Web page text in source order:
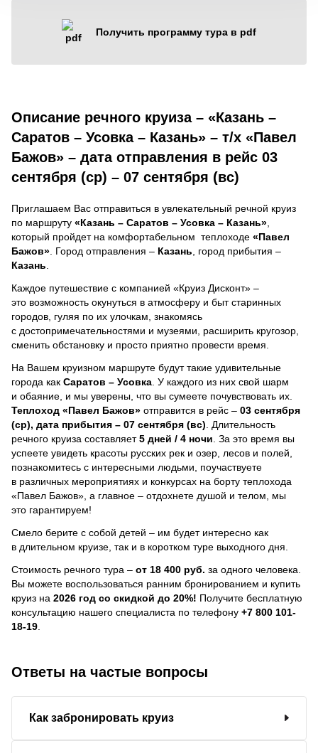
Получить программу тура в pdf
Описание речного круиза – «Казань –
Саратов – Усовка – Казань» – т/х «Павел
Бажов» – дата отправления в рейс 03
сентября (ср) – 07 сентября (вс)
Приглашаем Вас отправиться в увлекательный речной круиз
по маршруту «Казань – Саратов – Усовка – Казань»
который пройдет на комфортабельном теплоходе «Павел
Бажов» . Город отправления – Казань , город прибытия –
Казань
Каждое путешествие с компанией «Круиз Дисконт» –
это возможность окунуться в атмосферу и быт старинных
городов, гуляя по их улочкам, знакомясь
с достопримечательностями и музеями, расширить кругозор,
сменить обстановку и просто приятно провести время.
На Вашем круизном маршруте будут такие удивительные
города как Саратов – Усовка . У каждого из них свой шарм
и обаяние, и мы уверены, что вы сумеете почувствовать их.
Теплоход «Павел Бажов» отправится в рейс – 03 сентября
(ср), дата прибытия – 07 сентября (вс) . Длительность
речного круиза составляет5 дней / 4 ночи За это время вы
успеете увидеть красоты русских рек и озер, лесов и полей,
познакомитесь с интересными людьми, поучаствуете
в различных мероприятиях и конкурсах на борту теплохода
«Павел Бажов», а главное – отдохнете душой и телом, мы
это гарантируем!
Смело берите с собой детей – им будет интересно как
в длительном круизе, так и в коротком туре выходного дня.
Стоимость речного тура – от 18 400 руб. за одного человека.
Вы можете воспользоваться ранним бронированием и купить
круиз на 2026 год со скидкой до 20%! Получите бесплатную
консультацию нашего специалиста по телефону +7 800 101-
18-19
Ответы на частые вопросы
Как забронировать круиз